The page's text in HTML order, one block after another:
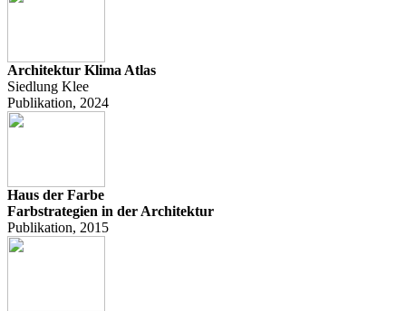
Architektur Klima Atlas
Siedlung Klee
Publikation, 2024
Haus der Farbe
Farbstrategien in der Architektur
Publikation, 2015